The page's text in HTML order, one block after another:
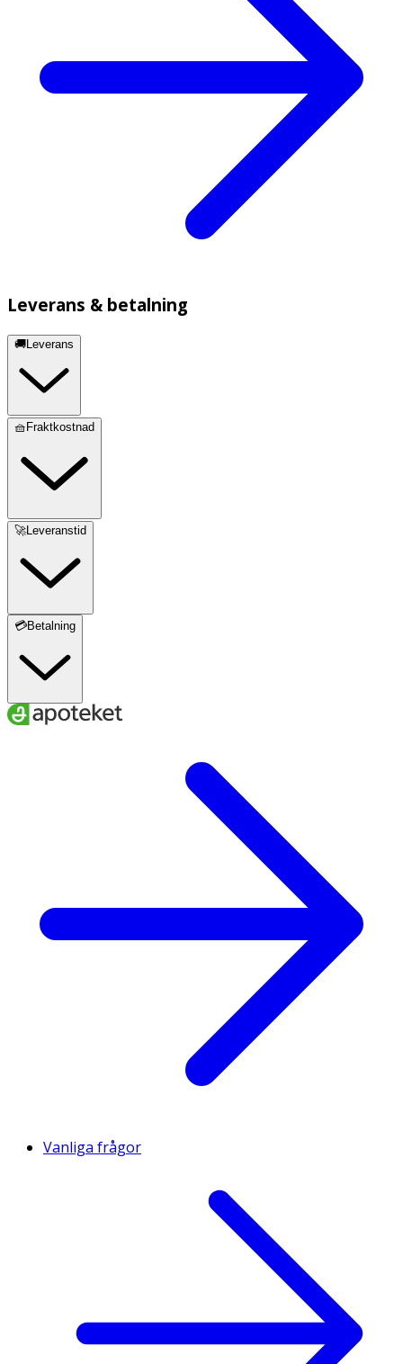
Leverans & betalning
🚚Leverans
🧺Fraktkostnad
🚀Leveranstid
💳Betalning
Vanliga frågor